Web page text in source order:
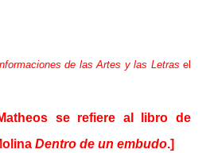
de las Artes y las Letras el
se refiere al libro de
Dentro de un embudo.]